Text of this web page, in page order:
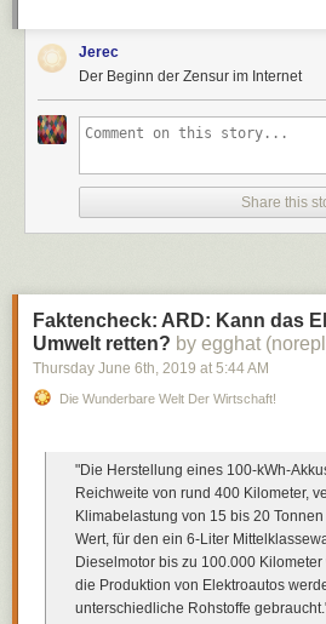
Jerec
Der Beginn der Zensur im Internet
Share this
Faktencheck: ARD: Kann das
Umwelt retten? by egghat
Thursday June 6th, 2019 at 5:44 AM
Die Wunderbare Welt Der Wirtschaft!
"Die Herstellung eines 100-kWh-
Reichweite von rund 400 Kilometer,
Klimabelastung von 15 bis 20
Wert, für den ein 6-Liter
Dieselmotor bis zu 100.000
die Produktion von Elektroautos
unterschiedliche Rohstoffe